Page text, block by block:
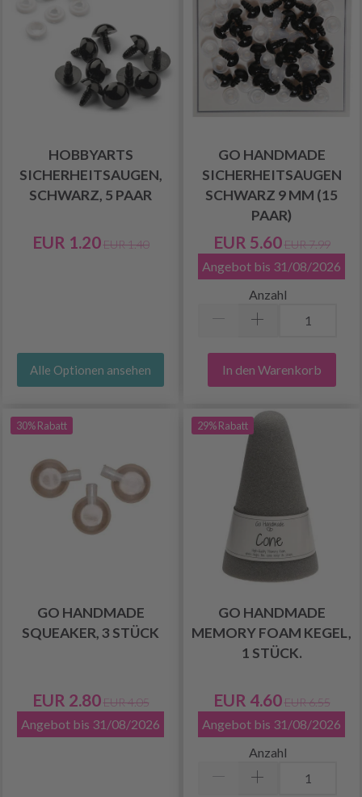
HOBBYARTS
SICHERHEITSAUGEN,
SCHWARZ, 5 PAAR
EUR 1.20 EUR 1.40
Alle Optionen ansehen
GO HANDMADE
SICHERHEITSAUGEN
SCHWARZ 9 MM (15
PAAR)
EUR 5.60 EUR 7.99
Angebot bis 31/08/2026
Anzahl
In den Warenkorb
30% Rabatt
GO HANDMADE
SQUEAKER, 3 STÜCK
EUR 2.80 EUR 4.05
Angebot bis 31/08/2026
29% Rabatt
GO HANDMADE
MEMORY FOAM KEGEL,
1 STÜCK.
EUR 4.60 EUR 6.55
Angebot bis 31/08/2026
Anzahl